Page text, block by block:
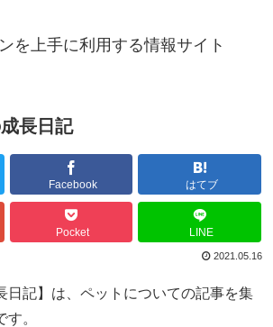
を上手に利用する情報サイト
長日記
Facebook はてブ
Pocket LINE
2021.05.16
日記】は、ペットについての記事を集
。